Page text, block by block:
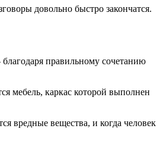
довольно быстро закончатся.
правильному сочетанию
мебель, каркас которой выполнен
вредные вещества, и когда человек